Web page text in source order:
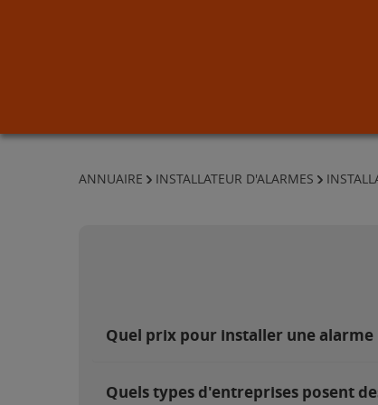
ANNUAIRE INSTALLATEUR D'ALARMES
Quel prix pour installer une alarme
Quels types d'entreprises posent